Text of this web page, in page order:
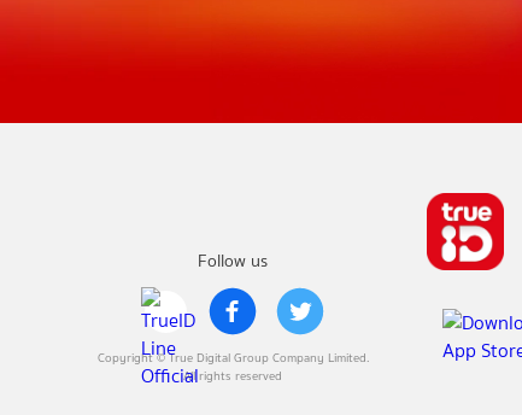
Follow us
Copyright © True Digital Group Company Limited.
All rights reserved